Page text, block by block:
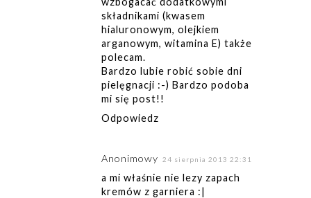
składnikami (kwasem
hialuronowym, olejkiem
arganowym, witamina E) także
polecam.
Bardzo lubie robić sobie dni
pielęgnacji :-) Bardzo podoba
mi się post!!
Odpowiedz
Anonimowy 24 sierpnia 2013 22:31
a mi właśnie nie lezy zapach
kremów z garniera :|